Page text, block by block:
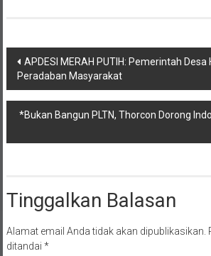
Navigasi
pos
APDESI MERAH PUTIH: Pemerintah
Peradaban Masyarakat
*Bukan Bangun PLTN, Thorcon Dorong
Tinggalkan Balasan
Alamat email Anda tidak akan dipublikasikan.
ditandai *